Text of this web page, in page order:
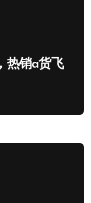
热销a货飞